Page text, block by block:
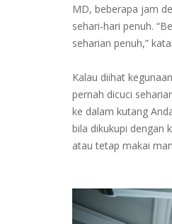
MD, beberapa jam
sehari-hari penuh.
seharian penuh,”
Kalau diihat
pernah dicuci
ke dalam kutang
bila dikukupi dengan
atau tetap makai